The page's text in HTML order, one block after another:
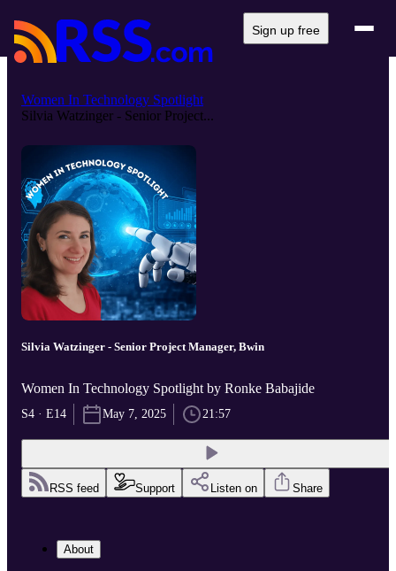
Sign up free
Women In Technology Spotlight
Silvia Watzinger - Senior Project...
Silvia Watzinger - Senior Project Manager, Bwin
Women In Technology Spotlight by Ronke Babajide
S4 · E14 May 7, 2025 21:57
RSS feed Support Listen on Share
About